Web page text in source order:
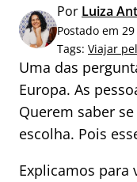
a
r
p
o
r
:
Por Luiza
Postado em
Tags: Viajar
Uma das
Europa. As
Querem saber
escolha. Pois
Explicamos para